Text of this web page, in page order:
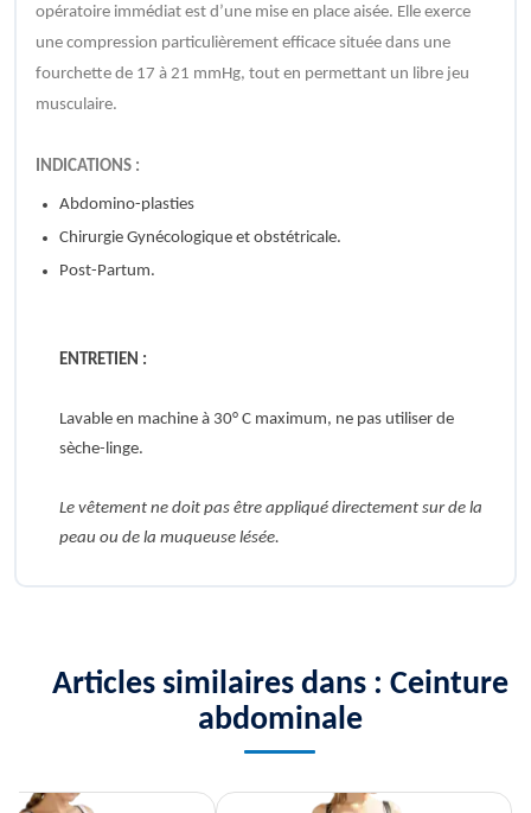
opératoire immédiat est d’une mise en place aisée. Elle exerce
une compression particulièrement efficace située dans une
fourchette de 17 à 21 mmHg, tout en permettant un libre jeu
musculaire.
INDICATIONS :
Abdomino-plasties
Chirurgie Gynécologique et obstétricale.
Post-Partum.
ENTRETIEN :
Lavable en machine à 30° C maximum, ne pas utiliser de
sèche-linge.
Le vêtement ne doit pas être appliqué directement sur de la
peau ou de la muqueuse lésée.
Articles similaires dans : Ceinture
abdominale